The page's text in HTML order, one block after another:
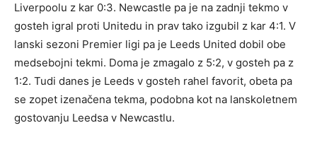
Liverpoolu z kar 0:3. Newcastle pa je na zadnji tekmo v
gosteh igral proti Unitedu in prav tako izgubil z kar 4:1. V
lanski sezoni Premier ligi pa je Leeds United dobil obe
medsebojni tekmi. Doma je zmagalo z 5:2, v gosteh pa z
1:2. Tudi danes je Leeds v gosteh rahel favorit, obeta pa
se zopet izenačena tekma, podobna kot na lanskoletnem
gostovanju Leedsa v Newcastlu.